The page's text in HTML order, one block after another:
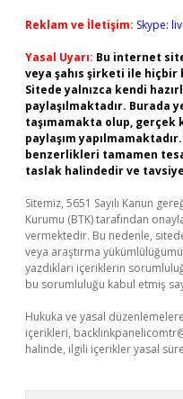
Reklam ve İletişim: Skype:
Yasal Uyarı: Bu internet
veya şahıs şirketi ile hiçbir
Sitede yalnızca kendi
paylaşılmaktadır. Burada
taşımamakta olup, gerçek
paylaşım
benzerlikleri tamamen
taslak halindedir ve
Sitemiz, 5651 Sayılı Kanun
Kurumu (BTK) tarafından
vermektedir. Bu nedenle,
veya araştırma
yazdıkları içeriklerin
bu sorumluluğu kabul etmiş
Hukuka ve yasal
içerikleri,
halinde, ilgili içerikler yasal